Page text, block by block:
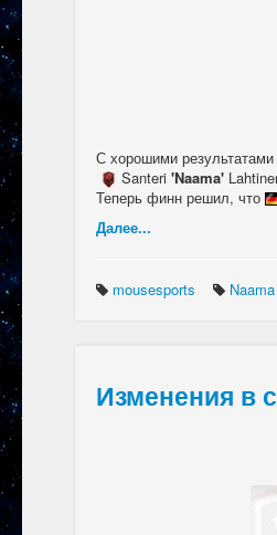
С хорошими
Santeri 'Naama'
Теперь финн решил, что
Далее...
mousesports Naama
Изменения в